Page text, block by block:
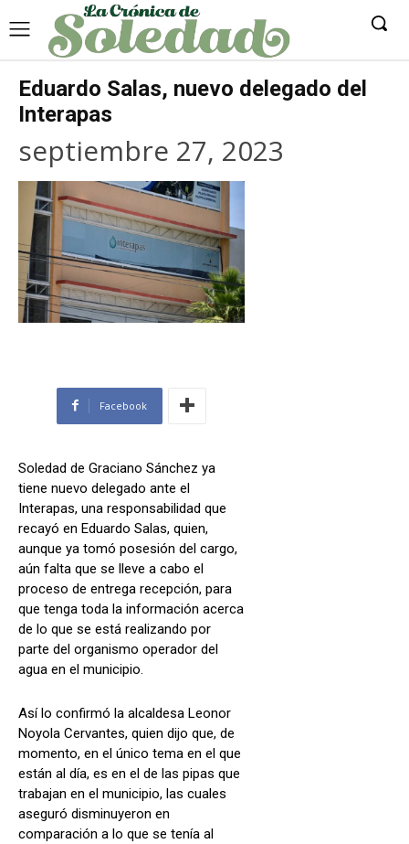
Eduardo Salas, nuevo delegado del
Interapas
septiembre 27, 2023
Facebook
Soledad de Graciano Sánchez ya
tiene nuevo delegado ante el
Interapas, una responsabilidad que
recayó en Eduardo Salas, quien,
aunque ya tomó posesión del cargo,
aún falta que se lleve a cabo el
proceso de entrega recepción, para
que tenga toda la información acerca
de lo que se está realizando por
parte del organismo operador del
agua en el municipio.
Así lo confirmó la alcaldesa Leonor
Noyola Cervantes, quien dijo que, de
momento, en el único tema en el que
están al día, es en el de las pipas que
trabajan en el municipio, las cuales
aseguró disminuyeron en
comparación a lo que se tenía al